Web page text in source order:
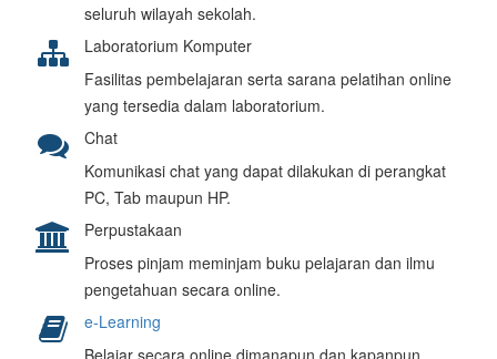
seluruh wilayah sekolah.
Laboratorium Komputer
Fasilitas pembelajaran serta sarana pelatihan online
yang tersedia dalam laboratorium.
Chat
Komunikasi chat yang dapat dilakukan di perangkat
PC, Tab maupun HP.
Perpustakaan
Proses pinjam meminjam buku pelajaran dan ilmu
pengetahuan secara online.
e-Learning
Belajar secara online dimanapun dan kapanpun